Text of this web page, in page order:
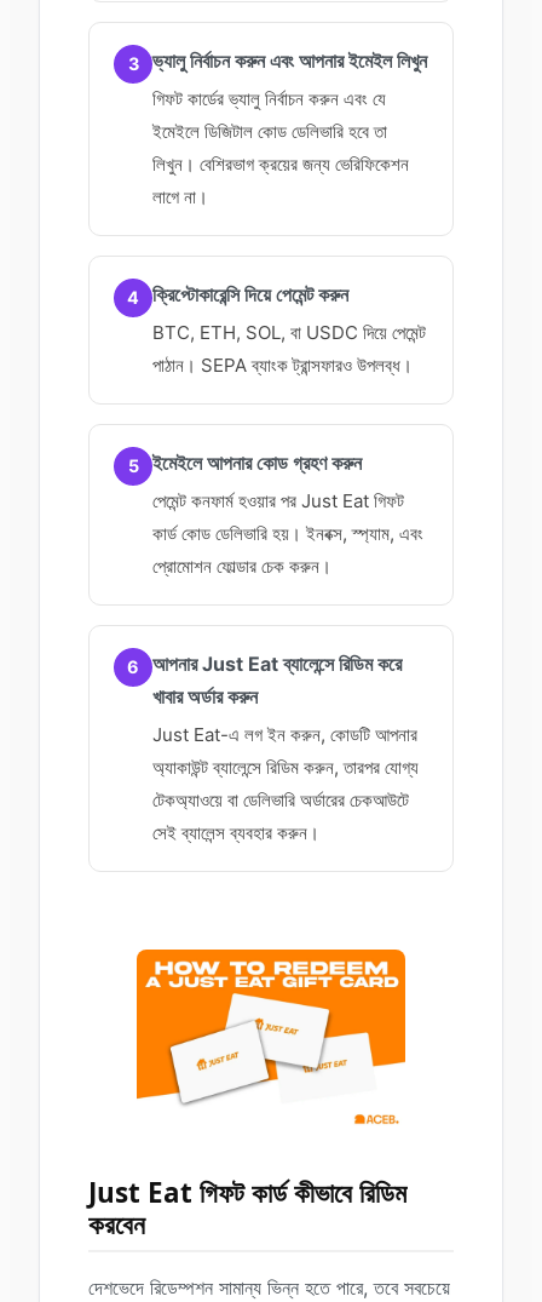
3 ভ্যালু নির্বাচন করুন এবং আপনার ইমেইল লিখুন
গিফট কার্ডের ভ্যালু নির্বাচন করুন এবং যে
ইমেইলে ডিজিটাল কোড ডেলিভারি হবে তা
লিখুন। বেশিরভাগ ক্রয়ের জন্য ভেরিফিকেশন
লাগে না।
4 ক্রিপ্টোকারেন্সি দিয়ে পেমেন্ট করুন
BTC, ETH, SOL, বা USDC দিয়ে পেমেন্ট
পাঠান। SEPA ব্যাংক ট্রান্সফারও উপলব্ধ।
5 ইমেইলে আপনার কোড গ্রহণ করুন
পেমেন্ট কনফার্ম হওয়ার পর Just Eat গিফট
কার্ড কোড ডেলিভারি হয়। ইনবক্স, স্প্যাম, এবং
প্রোমোশন ফোল্ডার চেক করুন।
6
আপনার Just Eat ব্যালেন্সে রিডিম করে
খাবার অর্ডার করুন
Just Eat-এ লগ ইন করুন, কোডটি আপনার
অ্যাকাউন্ট ব্যালেন্সে রিডিম করুন, তারপর যোগ্য
টেকঅ্যাওয়ে বা ডেলিভারি অর্ডারের চেকআউটে
সেই ব্যালেন্স ব্যবহার করুন।
Just Eat গিফট কার্ড কীভাবে রিডিম
করবেন
দেশভেদে রিডেম্পশন সামান্য ভিন্ন হতে পারে, তবে সবচেয়ে